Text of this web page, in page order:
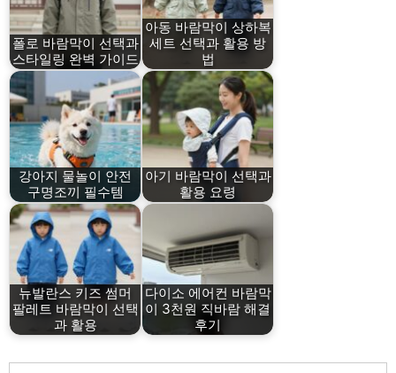
폴로 바람막이 선택과
스타일링 완벽 가이드
아동 바람막이 상하복
세트 선택과 활용 방
법
강아지 물놀이 안전
구명조끼 필수템
아기 바람막이 선택과
활용 요령
뉴발란스 키즈 썸머
팔레트 바람막이 선택
과 활용
다이소 에어컨 바람막
이 3천원 직바람 해결
후기